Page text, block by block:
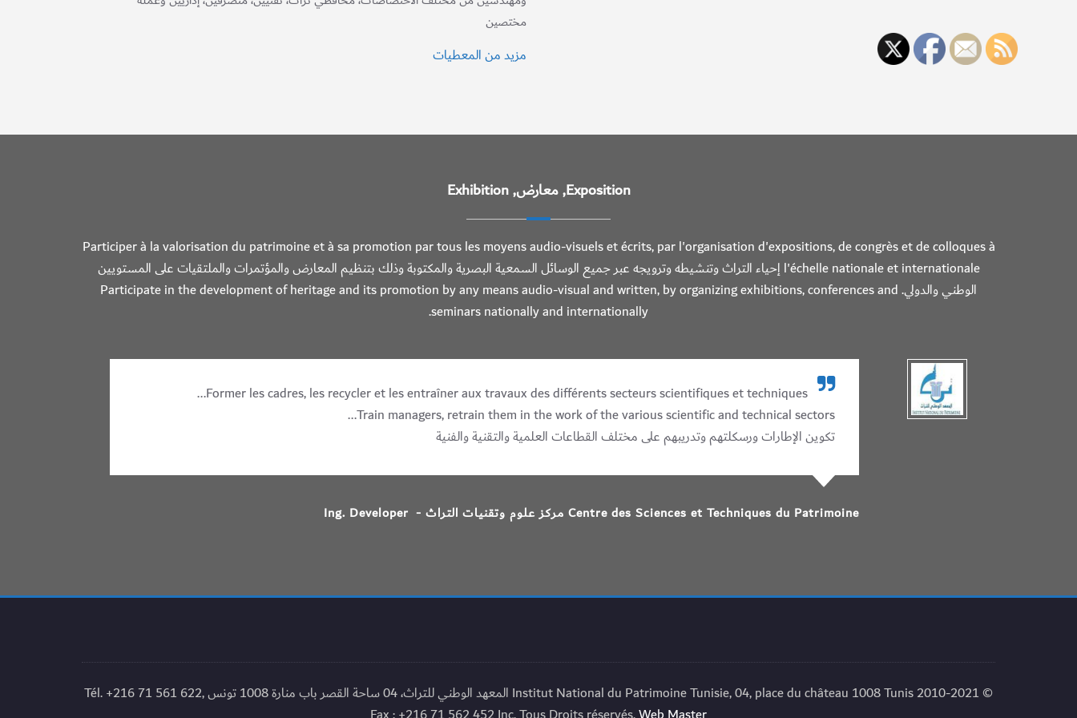
مختصين
مزيد من المعطيات
Exposition, معارض, Exhibition
Participer à la valorisation du patrimoine et à sa promotion par tous les moyens audio-visuels et écrits, par l'organisation d'expositions, de congrès et de colloques à
l'échelle nationale et internationale إحياء التراث وتنشيطه وترويجه عبر جميع الوسائل السمعية البصرية والمكتوبة وذلك بتنظيم المعارض والمؤتمرات والملتقيات على المستويين
الوطني والدولي. Participate in the development of heritage and its promotion by any means audio-visual and written, by organizing exhibitions, conferences and
seminars nationally and internationally.
Former les cadres, les recycler et les entraîner aux travaux des différents secteurs scientifiques et techniques...
Train managers, retrain them in the work of the various scientific and technical sectors...
تكوين الإطارات ورسكلتهم وتدريبهم على مختلف القطاعات العلمية والتقنية والفنية
Centre des Sciences et Techniques du Patrimoine مركز علوم وتقنيات التراث - Ing. Developer
© 2010-2021 Institut National du Patrimoine Tunisie, 04, place du château 1008 Tunis المعهد الوطني للتراث، 04 ساحة القصر باب منارة 1008 تونس Tél. +216 71 561 622,